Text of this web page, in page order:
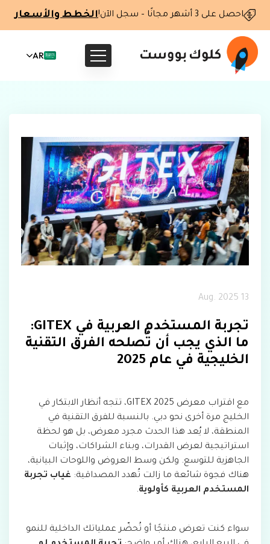
احصل على 3 أشهر مجانًا – سجل الآن! الخطط والأسعار
AR
13 Aug. 2025
تجربة المستخدم العربية في GITEX:
ما الذي يجب أن تُصلحه الفرق التقنية
الخليجية في عام 2025
مع اقتراب معرض GITEX 2025، تتجه أنظار الابتكار في
الخليج مرة أخرى نحو دبي. بالنسبة للفرق التقنية في
المنطقة، لا يُعد هذا الحدث مجرد معرض، بل هو لحظة
استراتيجية لعرض القدرات، وبناء الشراكات، وإثبات
الجاهزية للتوسع. ولكن وسط العروض واللوحات البيانية،
هناك فجوة شائعة ما زالت تُهدد المصداقية: غياب تجربة
المستخدم العربية كأولوية.
سواء كنت تعرض منتجًا أو تُحضّر عملياتك الداخلية للنمو